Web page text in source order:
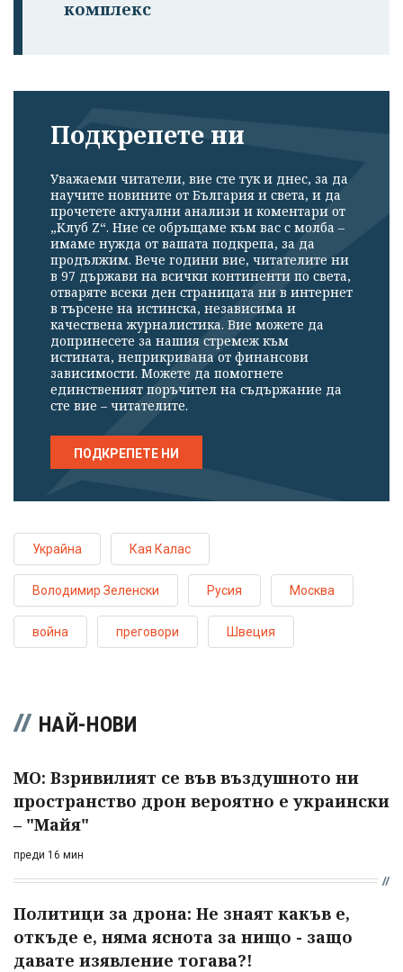
комплекс
Подкрепете ни
Уважаеми читатели, вие сте тук и днес, за да
научите новините от България и света, и да
прочетете актуални анализи и коментари от
„Клуб Z“. Ние се обръщаме към вас с молба –
имаме нужда от вашата подкрепа, за да
продължим. Вече години вие, читателите ни
в 97 държави на всички континенти по света,
отваряте всеки ден страницата ни в интернет
в търсене на истинска, независима и
качествена журналистика. Вие можете да
допринесете за нашия стремеж към
истината, неприкривана от финансови
зависимости. Можете да помогнете
единственият поръчител на съдържание да
сте вие – читателите.
ПОДКРЕПЕТЕ НИ
Украйна Кая Калас
Володимир Зеленски Русия Москва
война преговори Швеция
НАЙ-НОВИ
МО: Взривилият се във въздушното ни
пространство дрон вероятно е украински
– "Майя"
преди 16 мин
Политици за дрона: Не знаят какъв е,
откъде е, няма яснота за нищо - защо
давате изявление тогава?!